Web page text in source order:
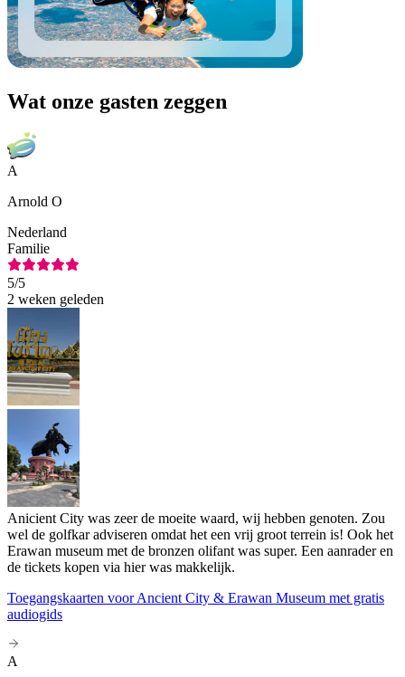
Wat onze gasten zeggen
A
Arnold O
Nederland
Familie
5/5
2 weken geleden
Anicient City was zeer de moeite waard, wij hebben genoten. Zou
wel de golfkar adviseren omdat het een vrij groot terrein is! Ook het
Erawan museum met de bronzen olifant was super. Een aanrader en
de tickets kopen via hier was makkelijk.
Toegangskaarten voor Ancient City & Erawan Museum met gratis
audiogids
A